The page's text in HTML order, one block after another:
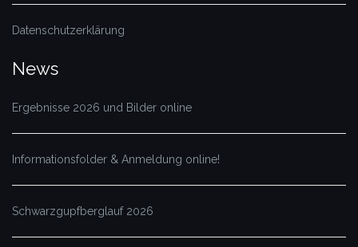
Datenschutzerklärung
News
Ergebnisse 2026 und Bilder online
Informationsfolder & Anmeldung online!
Schwarzgupfberglauf 2026